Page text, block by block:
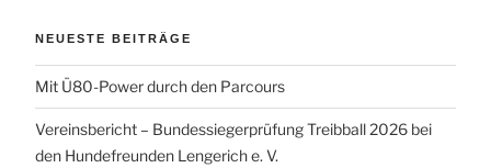
NEUESTE BEITRÄGE
Mit Ü80-Power durch den Parcours
Vereinsbericht – Bundessiegerprüfung Treibball 2026 bei
den Hundefreunden Lengerich e. V.